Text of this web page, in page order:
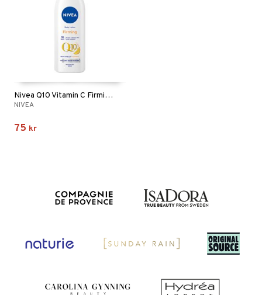
Nivea Q10 Vitamin C Firming Body Lotion
NIVEA
75 kr